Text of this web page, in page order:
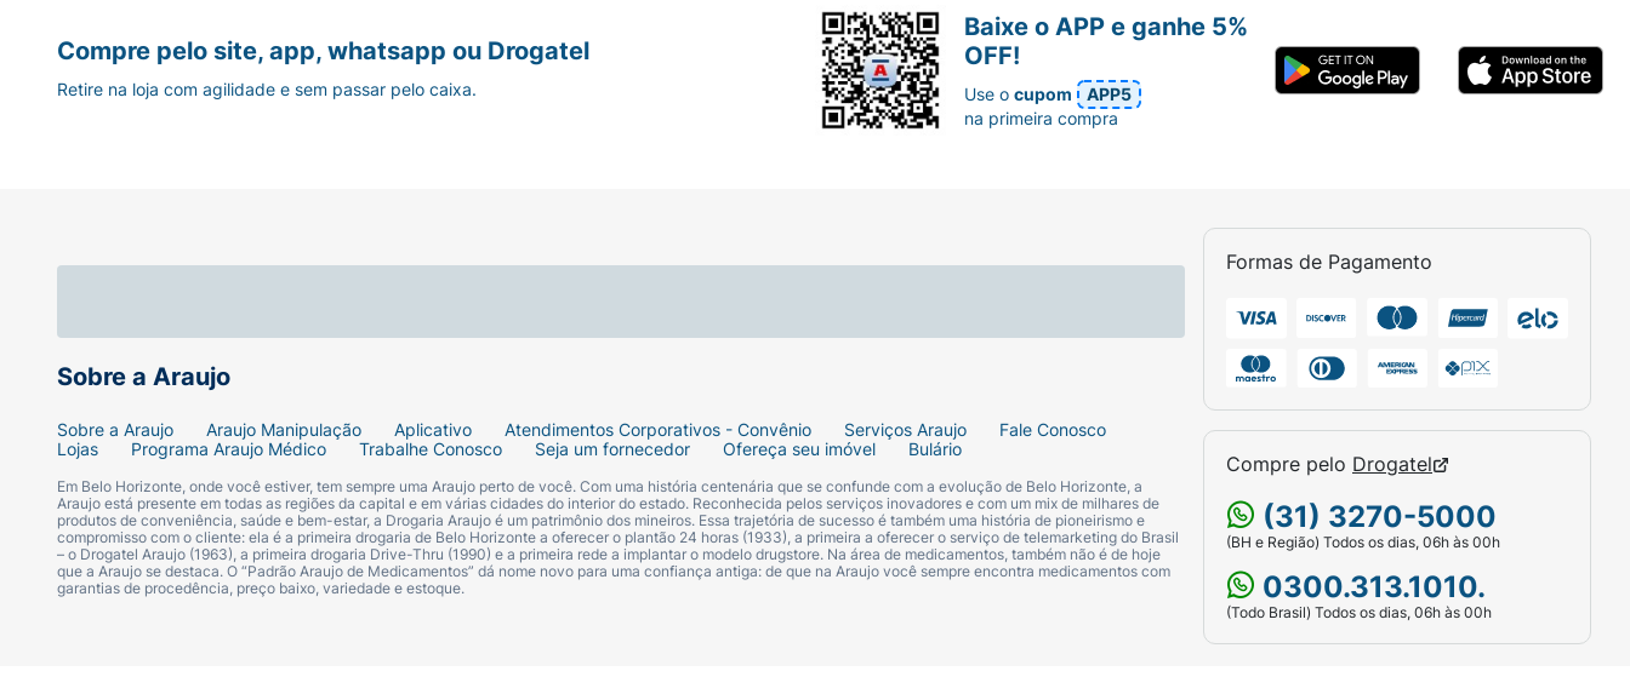
Sobre a Araujo
Sobre a Araujo Araujo Manipulação Aplicativo Atendimentos Corporativos - Convênio Serviços Araujo
Fale Conosco
Lojas
Programa Araujo Médico Trabalhe Conosco Seja um fornecedor Ofereça seu imóvel Bulário
Em Belo Horizonte, onde você estiver, tem sempre uma Araujo perto de você. Com uma história centenária que se confunde com a evolução de Belo Horizonte, a
Araujo está presente em todas as regiões da capital e em várias cidades do interior do estado. Reconhecida pelos serviços inovadores e com um mix de milhares de
produtos de conveniência, saúde e bem-estar, a Drogaria Araujo é um patrimônio dos mineiros. Essa trajetória de sucesso é também uma história de pioneirismo e
compromisso com o cliente: ela é a primeira drogaria de Belo Horizonte a oferecer o plantão 24 horas (1933), a primeira a oferecer o serviço de telemarketing do Brasil
– o Drogatel Araujo (1963), a primeira drogaria Drive-Thru (1990) e a primeira rede a implantar o modelo drugstore. Na área de medicamentos, também não é de hoje
que a Araujo se destaca. O “Padrão Araujo de Medicamentos” dá nome novo para uma confiança antiga: de que na Araujo você sempre encontra medicamentos com
garantias de procedência, preço baixo, variedade e estoque.
Formas de Pagamento
Compre pelo Drogatel
(31) 3270-5000
(BH e Região) Todos os dias, 06h às 00h
0300.313.1010.
(Todo Brasil) Todos os dias, 06h às 00h
Compre pelo site, app, whatsapp ou Drogatel
Retire na loja com agilidade e sem passar pelo caixa.
Baixe o APP e ganhe 5%
OFF!
Use ocupom
APP5
na primeira compra